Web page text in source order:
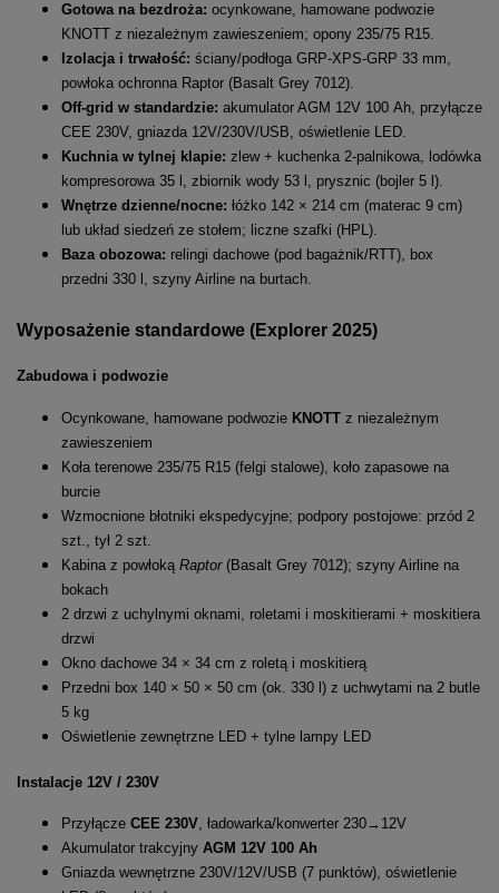
Gotowa na bezdroża: ocynkowane, hamowane podwozie
KNOTT z niezależnym zawieszeniem; opony 235/75 R15.
Izolacja i trwałość: ściany/podłoga GRP-XPS-GRP 33 mm,
powłoka ochronna Raptor (Basalt Grey 7012).
Off-grid w standardzie: akumulator AGM 12V 100 Ah, przyłącze
CEE 230V, gniazda 12V/230V/USB, oświetlenie LED.
Kuchnia w tylnej klapie: zlew + kuchenka 2-palnikowa, lodówka
kompresorowa 35 l, zbiornik wody 53 l, prysznic (bojler 5 l).
Wnętrze dzienne/nocne: łóżko 142 × 214 cm (materac 9 cm)
lub układ siedzeń ze stołem; liczne szafki (HPL).
Baza obozowa: relingi dachowe (pod bagażnik/RTT), box
przedni 330 l, szyny Airline na burtach.
Wyposażenie standardowe (Explorer 2025)
Zabudowa i podwozie
Ocynkowane, hamowane podwozie KNOTT z niezależnym
zawieszeniem
Koła terenowe 235/75 R15 (felgi stalowe), koło zapasowe na
burcie
Wzmocnione błotniki ekspedycyjne; podpory postojowe: przód 2
szt., tył 2 szt.
Kabina z powłoką Raptor(Basalt Grey 7012); szyny Airline na
bokach
2 drzwi z uchylnymi oknami, roletami i moskitierami + moskitiera
drzwi
Okno dachowe 34 × 34 cm z roletą i moskitierą
Przedni box 140 × 50 × 50 cm (ok. 330 l) z uchwytami na 2 butle
5 kg
Oświetlenie zewnętrzne LED + tylne lampy LED
Instalacje 12V / 230V
Przyłącze CEE 230V, ładowarka/konwerter 230→12V
Akumulator trakcyjny AGM 12V 100 Ah
Gniazda wewnętrzne 230V/12V/USB (7 punktów), oświetlenie